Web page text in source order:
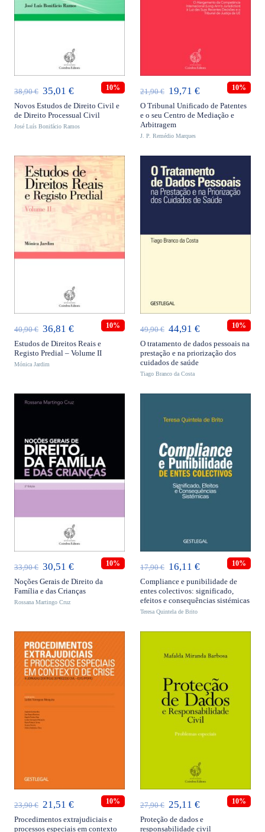
ADICIONAR
38,90€ O
preço
original
38,90 €.
35,01 €O
preço
35,01 €.
10%
Novos Estudos de Direito Civil e
de Direito Processual Civil
José Luís Bonifácio Ramos
ADICIONAR
21,90€ O
preço
original
era:
21,90 €.
19,71 €O
preço
atual
19,71 €.
10%
O Tribunal Unificado de Patentes
e o seu Centro de Mediação e
Arbitragem
J. P. Remédio Marques
ADICIONAR
40,90€ O
preço
original
40,90 €.
36,81 €O
preço
36,81 €.
10%
Estudos de Direitos Reais e
Registo Predial – Volume II
Mónica Jardim
49,90€ O
preço
original
era:
49,90 €.
44,91 €O
preço
atual
44,91 €.
10%
O tratamento de dados pessoais na
prestação e na priorização dos
cuidados de saúde
Tiago Branco da Costa
ADICIONAR
33,90€ O
preço
original
33,90 €.
30,51 €O
preço
atual
30,51 €.
10%
Noções Gerais de Direito da
Família e das Crianças
Rossana Martingo Cruz
17,90€ O
preço
original
era:
17,90 €.
16,11 €O
preço
atual
16,11 €.
10%
Compliance e punibilidade de
entes colectivos: significado,
efeitos e consequências sistémicas
Teresa Quintela de Brito
23,90€ O
preço
21,51 €O
preço
10%
Procedimentos extrajudiciais e
processos especiais em contexto
ADICIONAR
27,90€ O
preço
25,11 €O
preço
10%
Proteção de dados e
responsabilidade civil